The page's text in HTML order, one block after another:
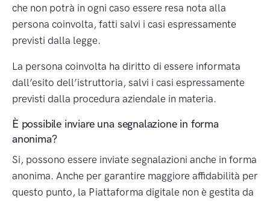
che non potrà in ogni caso essere resa nota alla
persona coinvolta, fatti salvi i casi espressamente
previsti dalla legge.
La persona coinvolta ha diritto di essere informata
dall’esito dell’istruttoria, salvi i casi espressamente
previsti dalla procedura aziendale in materia.
È possibile inviare una segnalazione in forma
anonima?
Si, possono essere inviate segnalazioni anche in forma
anonima. Anche per garantire maggiore affidabilità per
questo punto, la Piattaforma digitale non è gestita da